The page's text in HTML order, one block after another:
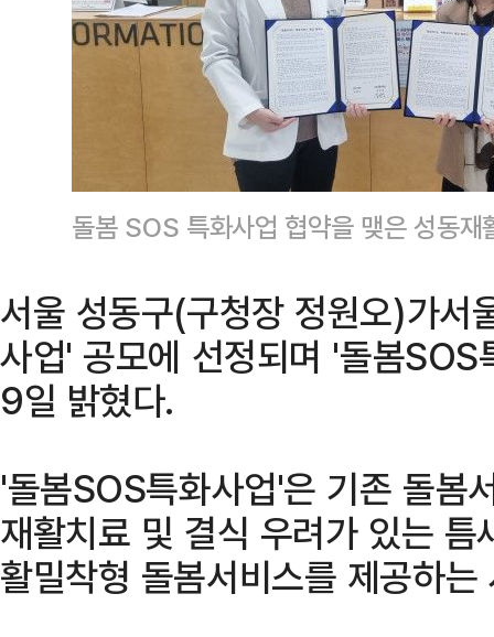
돌봄 SOS 특화사업 협약을 맺은 성동
서울 성동구(구청장 정원오)가서
사업' 공모에 선정되며 '돌봄
9일 밝혔다.
'돌봄SOS특화사업'은 기존 돌봄
재활치료 및 결식 우려가 있는
활밀착형 돌봄서비스를 제공하는